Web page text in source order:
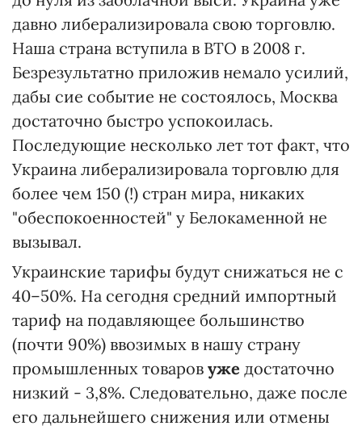
давно либерализировала свою торговлю.
Наша страна вступила в ВТО в 2008 г.
Безрезультатно приложив немало усилий,
дабы сие событие не состоялось, Москва
достаточно быстро успокоилась.
Последующие несколько лет тот факт, что
Украина либерализировала торговлю для
более чем 150 (!) стран мира, никаких
"обеспокоенностей" у Белокаменной не
вызывал.
Украинские тарифы будут снижаться не с
40–50%. На сегодня средний импортный
тариф на подавляющее большинство
(почти 90%) ввозимых в нашу страну
промышленных товаров уже достаточно
низкий - 3,8%. Следовательно, даже после
его дальнейшего снижения или отмены